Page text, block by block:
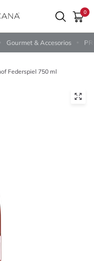
0
Gourmet & Accesorios
Federspiel 750 ml